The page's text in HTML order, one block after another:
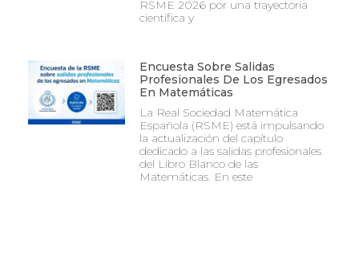
RSME 2026 por una trayectoria
científica y
Encuesta Sobre Salidas
Profesionales De Los Egresados
En Matemáticas
La Real Sociedad Matemática
Española (RSME) está impulsando
la actualización del capítulo
dedicado a las salidas profesionales
del Libro Blanco de las
Matemáticas. En este